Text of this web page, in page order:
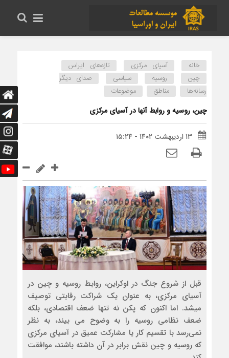
خانه آسیای مرکزی
تازه‌های ایراس
چین
روسیه سیاسی
صدای دیگر
رسانه‌ها
مناطق موضوعات
چین، روسیه و روابط آنها در آسیای مرکزی
۱۳ اردیبهشت ۱۴۰۲ - ۱۵:۲۴
قبل از شروع جنگ در اوکراین، روابط روسیه و چین در
آسیای مرکزی، به عنوان یک شراکت رقابتی توصیف
میشد. اما اکنون که پکن نه تنها ضعف اقتصادی، بلکه
ضعف نظامی روسیه را به وضوح می بیند، به نظر
نمی‌رسد با تقسیم کار یا مشارکت عمیق در آسیای مرکزی
که روسیه و چین نقش برابر در آن داشته باشند، موافقت